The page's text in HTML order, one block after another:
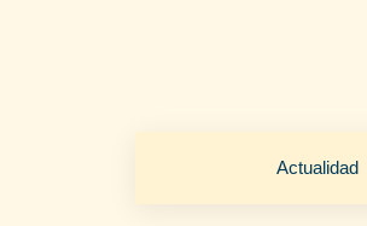
Actualidad